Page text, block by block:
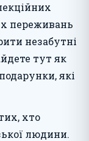
переживань
незабутні
тут як
які
хто
людини.